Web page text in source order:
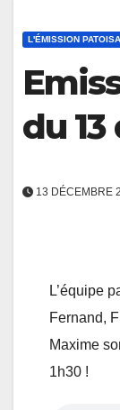
L'ÉMISSION
du
13 DÉCEMBRE
L’équipe
Fernand,
Maxime
1h30 !